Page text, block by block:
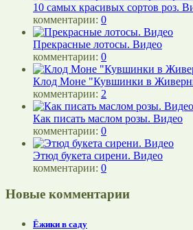
10 самых красивых сортов роз.
комментарии: 0
Прекрасные лотосы. Видео
комментарии: 0
Клод Моне "Кувшинки в
комментарии: 2
Как писать маслом розы. Видео
комментарии: 0
Этюд букета сирени. Видео
комментарии: 0
Новые комментарии
Ёжики в саду